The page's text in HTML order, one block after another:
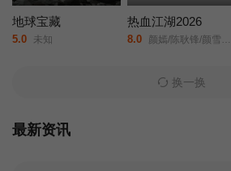
地球宝藏
5.0 未知
热血江湖2026
8.0 颜嫣/陈耿锋/颜雪凡/朱瑞祥/钟夫翔/
换一换
最新资讯